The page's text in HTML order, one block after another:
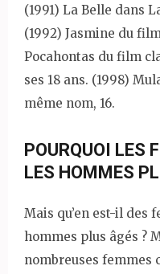
(1991) La Belle dans
(1992) Jasmine du
Pocahontas du film
ses 18 ans. (1998)
même nom, 16.
POURQUOI LES
LES HOMMES
Mais qu’en est-il des
hommes plus âgés ?
nombreuses femmes